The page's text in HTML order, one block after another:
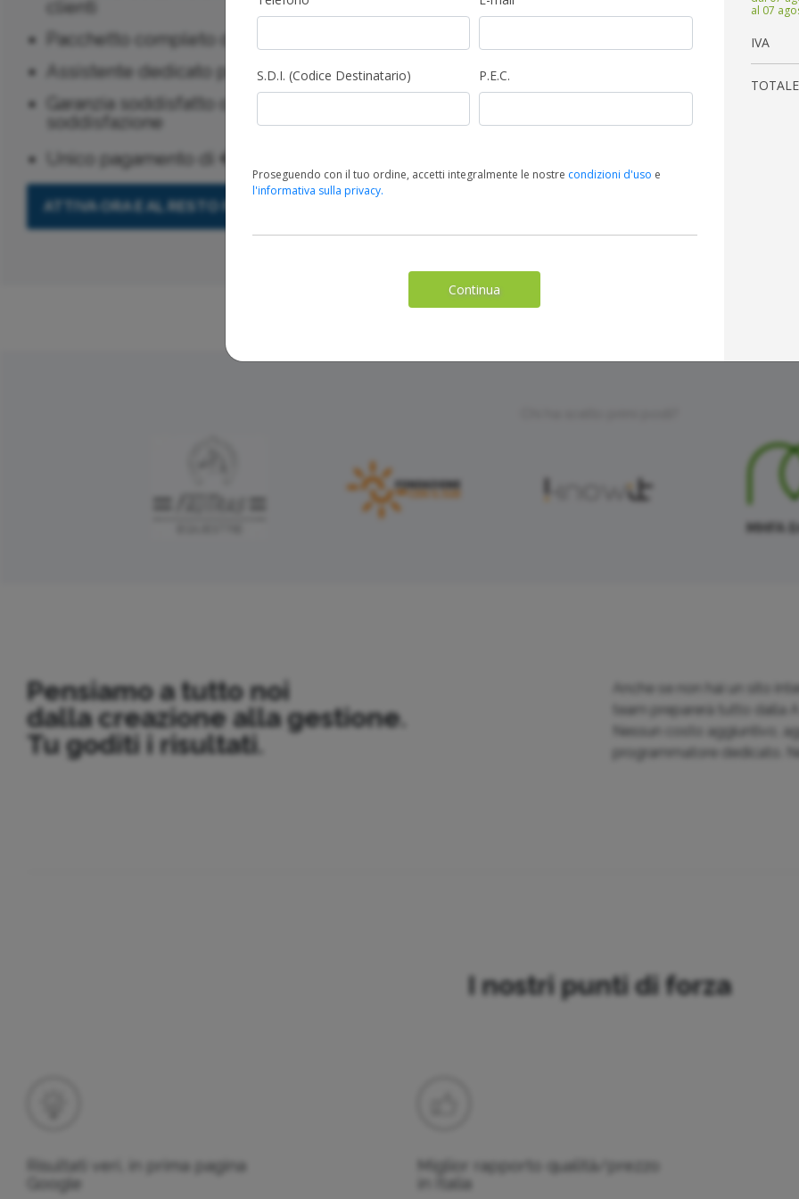
clienti
Pacchetto completo di aggiornamenti per un anno intero
Assistente dedicato per garantirti il massimo supporto
Garanzia soddisfatto o rimborsato per assicurare la tua completa
soddisfazione
Unico pagamento di €
ATTIVA ORA E AL RESTO PENSIAMO NOI
Pensiamo a tutto noi
dalla creazione alla gestione.
Tu goditi i risultati.
Anche se non hai un sito
team preparerà tutto dalla
Nessun costo aggiuntivo,
programmatore dedicato.
I nostri punti di forza
Risultati veri, in prima pagina
Google
Miglior rapporto qualità/prezzo
in Italia
S.D.I. (Codice Destinatario) P.E.C.
Proseguendo con il tuo ordine, accetti integralmente le nostre condizioni d'uso e
l'informativa sulla privacy.
Continua
al 07
IVA
TOTALE